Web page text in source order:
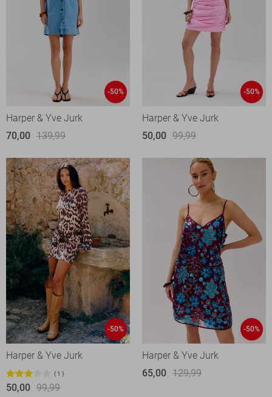
-50%
Harper & Yve Jurk
70,00 139,99
-50%
Harper & Yve Jurk
50,00 99,99
-50%
Harper & Yve Jurk
1
50,00 99,99
-50%
Harper & Yve Jurk
65,00 129,99